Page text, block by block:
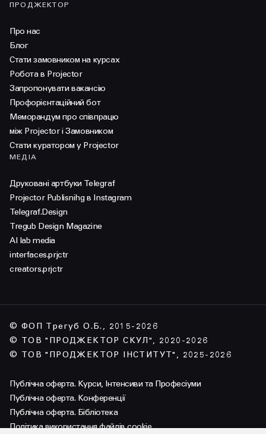
ПРОДЖЕКТОР
Про нас
Блог
Стати замовником на курсах
Робота в Projector
Запропонувати вакансію
Профорієнтаційний бот
Меморандум про співпрацю
між Projector і Замовником
Стати куратором у Projector
МЕДІА
Друковані артбуки Telegraf
Projector Publisnihg в Instagram
Telegraf.Design
Tregub Design Magazine
AI lab media
interfaces.prjctr
creators.prjctr
© ФОП Трегуб О.Б., 2015-2026
© ТОВ "ПРОДЖЕКТОР СКУЛ", 2020-2026
© ТОВ "ПРОДЖЕКТОР ІНСТИТУТ", 2025-2026
Публічна оферта. Курси, Інтенсиви та Професіуми
Публічна оферта. Конференції
Публічна оферта. Бібліотека
Політика використання файлів cookie